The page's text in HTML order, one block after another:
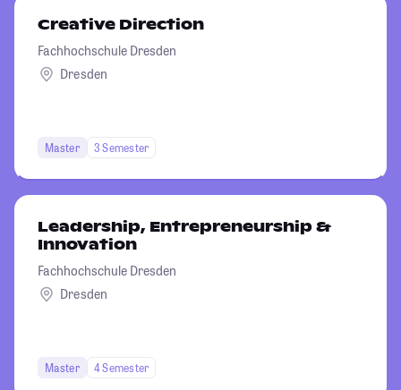
Creative Direction
Fachhochschule Dresden
Dresden
Master 3 Semester
Leadership, Entrepreneurship &
Innovation
Fachhochschule Dresden
Dresden
Master 4 Semester